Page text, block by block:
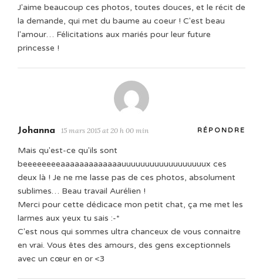
J'aime beaucoup ces photos, toutes douces, et le récit de
la demande, qui met du baume au coeur ! C'est beau
l'amour… Félicitations aux mariés pour leur future
princesse !
Johanna 15 mars 2015 at 20 h 00 min RÉPONDRE
Mais qu'est-ce qu'ils sont
beeeeeeeeaaaaaaaaaaaaauuuuuuuuuuuuuuuuuux ces
deux là ! Je ne me lasse pas de ces photos, absolument
sublimes… Beau travail Aurélien !
Merci pour cette dédicace mon petit chat, ça me met les
larmes aux yeux tu sais :-*
C'est nous qui sommes ultra chanceux de vous connaitre
en vrai. Vous êtes des amours, des gens exceptionnels
avec un cœur en or <3